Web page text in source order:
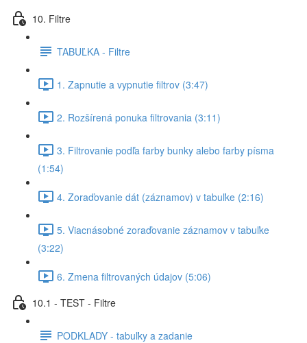
10. Filtre
TABUĽKA - Filtre
1. Zapnutie a vypnutie filtrov (3:47)
2. Rozšírená ponuka filtrovania (3:11)
3. Filtrovanie podľa farby bunky alebo farby písma
(1:54)
4. Zoraďovanie dát (záznamov) v tabuľke (2:16)
5. Viacnásobné zoraďovanie záznamov v tabuľke
(3:22)
6. Zmena filtrovaných údajov (5:06)
10.1 - TEST - Filtre
PODKLADY - tabuľky a zadanie